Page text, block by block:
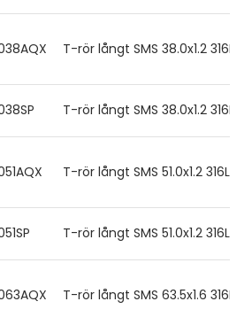
T-rör långt SMS 38.0x1.2 316L
T-rör långt SMS 38.0x1.2 316L
T-rör långt SMS 51.0x1.2 316L
T-rör långt SMS 51.0x1.2 316L
T-rör långt SMS 63.5x1.6 316L